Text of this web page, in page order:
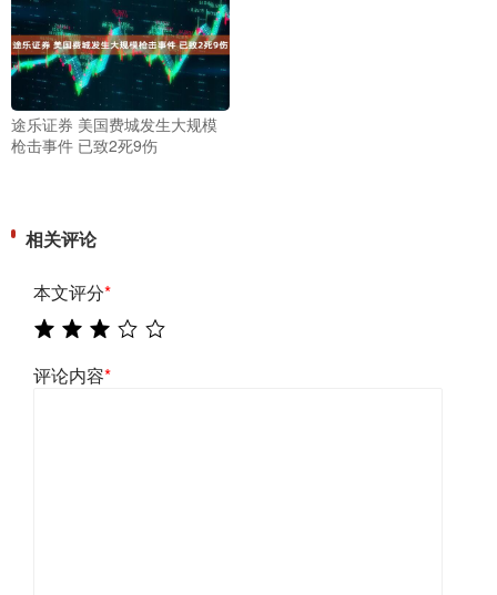
途乐证券 美国费城发生大规模
枪击事件 已致2死9伤
相关评论
本文评分*
评论内容*